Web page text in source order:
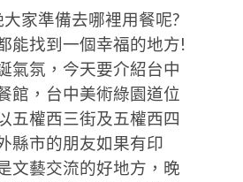
家準備去哪裡用餐呢?
能找到一個幸福的地方!
氣氛，今天要介紹台中
館，台中美術綠園道位
五權西三街及五權西四
縣市的朋友如果有印
文藝交流的好地方，晚